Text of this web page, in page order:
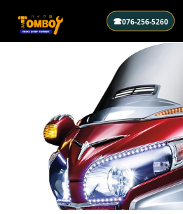
☎076-256-5260